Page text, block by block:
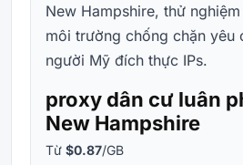
New Hampshire, thử
môi trường chống chặn yêu
người Mỹ đích thực IPs.
proxy dân cư luân
New Hampshire
Từ $0.87/GB